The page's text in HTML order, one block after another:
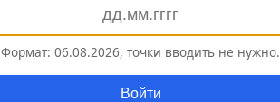
Формат: 06.08.2026, точки вводить не нужно.
Войти